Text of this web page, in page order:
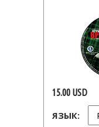
15.00 USD
ЯЗЫК: